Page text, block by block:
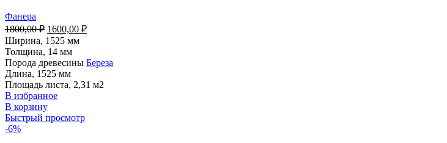
Фанера
1800,00₽ 1600,00 ₽
Ширина, 1525 мм
Толщина, 14 мм
Порода древесины Береза
Длина, 1525 мм
Площадь листа, 2,31 м2
В избранное
В корзину
Быстрый просмотр
-6%